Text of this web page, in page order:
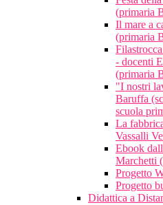
(primaria
Il mare a
(primaria
- docenti
(primaria
"I nostri
Baruffa
scuola
La
Vassalli
Ebook
Marchetti
Progetto
Progetto
Didattica a